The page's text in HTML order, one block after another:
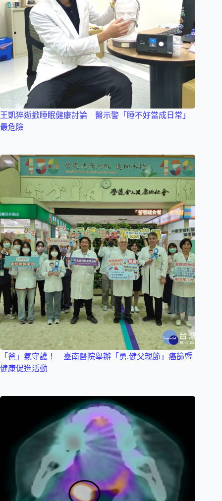
王凱猝逝掀睡眠健康討論 醫示警「睡不好當成日常」
最危險
「爸」氣守護！ 臺南醫院舉辦「勇.健父親節」癌篩暨
健康促進活動